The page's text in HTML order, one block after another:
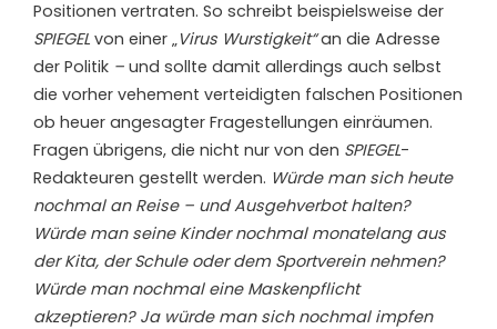
Positionen vertraten. So schreibt beispielsweise der
SPIEGEL von einer „Virus Wurstigkeit“an die Adresse
der Politik – und sollte damit allerdings auch selbst
die vorher vehement verteidigten falschen Positionen
ob heuer angesagter Fragestellungen einräumen.
Fragen übrigens, die nicht nur von den SPIEGEL-
Redakteuren gestellt werden. Würde man sich heute
nochmal an Reise – und Ausgehverbot halten?
Würde man seine Kinder nochmal monatelang aus
der Kita, der Schule oder dem Sportverein nehmen?
Würde man nochmal eine Maskenpflicht
akzeptieren? Ja würde man sich nochmal impfen